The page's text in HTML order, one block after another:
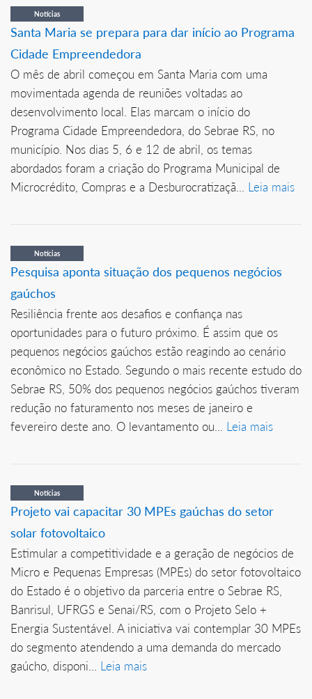
Notícias
Santa Maria se prepara para dar início ao Programa
Cidade Empreendedora
O mês de abril começou em Santa Maria com uma
movimentada agenda de reuniões voltadas ao
desenvolvimento local. Elas marcam o início do
Programa Cidade Empreendedora, do Sebrae RS, no
município. Nos dias 5, 6 e 12 de abril, os temas
abordados foram a criação do Programa Municipal de
Microcrédito, Compras e a Desburocratizaçã... Leia mais
Notícias
Pesquisa aponta situação dos pequenos negócios
gaúchos
Resiliência frente aos desafios e confiança nas
oportunidades para o futuro próximo. É assim que os
pequenos negócios gaúchos estão reagindo ao cenário
econômico no Estado. Segundo o mais recente estudo do
Sebrae RS, 50% dos pequenos negócios gaúchos tiveram
redução no faturamento nos meses de janeiro e
fevereiro deste ano. O levantamento ou... Leia mais
Notícias
Projeto vai capacitar 30 MPEs gaúchas do setor
solar fotovoltaico
Estimular a competitividade e a geração de negócios de
Micro e Pequenas Empresas (MPEs) do setor fotovoltaico
do Estado é o objetivo da parceria entre o Sebrae RS,
Banrisul, UFRGS e Senai/RS, com o Projeto Selo +
Energia Sustentável. A iniciativa vai contemplar 30 MPEs
do segmento atendendo a uma demanda do mercado
gaúcho, disponi... Leia mais